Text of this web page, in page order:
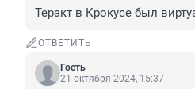
Теракт в Крокусе был
ОТВЕТИТЬ
Гость
21 октября 2024, 15:37